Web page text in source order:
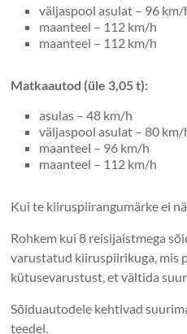
väljaspool asulat – 96 km/
maanteel – 112 km/h
maanteel – 112 km/h
Matkaautod (üle 3,05 t):
asulas – 48 km/h
väljaspool asulat – 80 km/
maanteel – 96 km/h
maanteel – 112 km/h
Kui te kiiruspiirangumärke ei
Rohkem kui 8 reisijaistmega
varustatud kiiruspiirikuga, mis
kütusevarustust, et vältida
Sõiduautodele kehtivad
teedel.